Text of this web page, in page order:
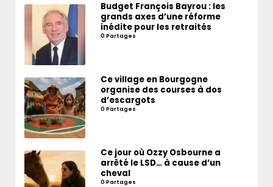
Budget François Bayrou : les
grands axes d’une réforme
inédite pour les retraités
0 Partages
Ce village en Bourgogne
organise des courses à dos
d’escargots
0 Partages
Ce jour où Ozzy Osbourne a
arrêté le LSD… à cause d’un
cheval
0 Partages